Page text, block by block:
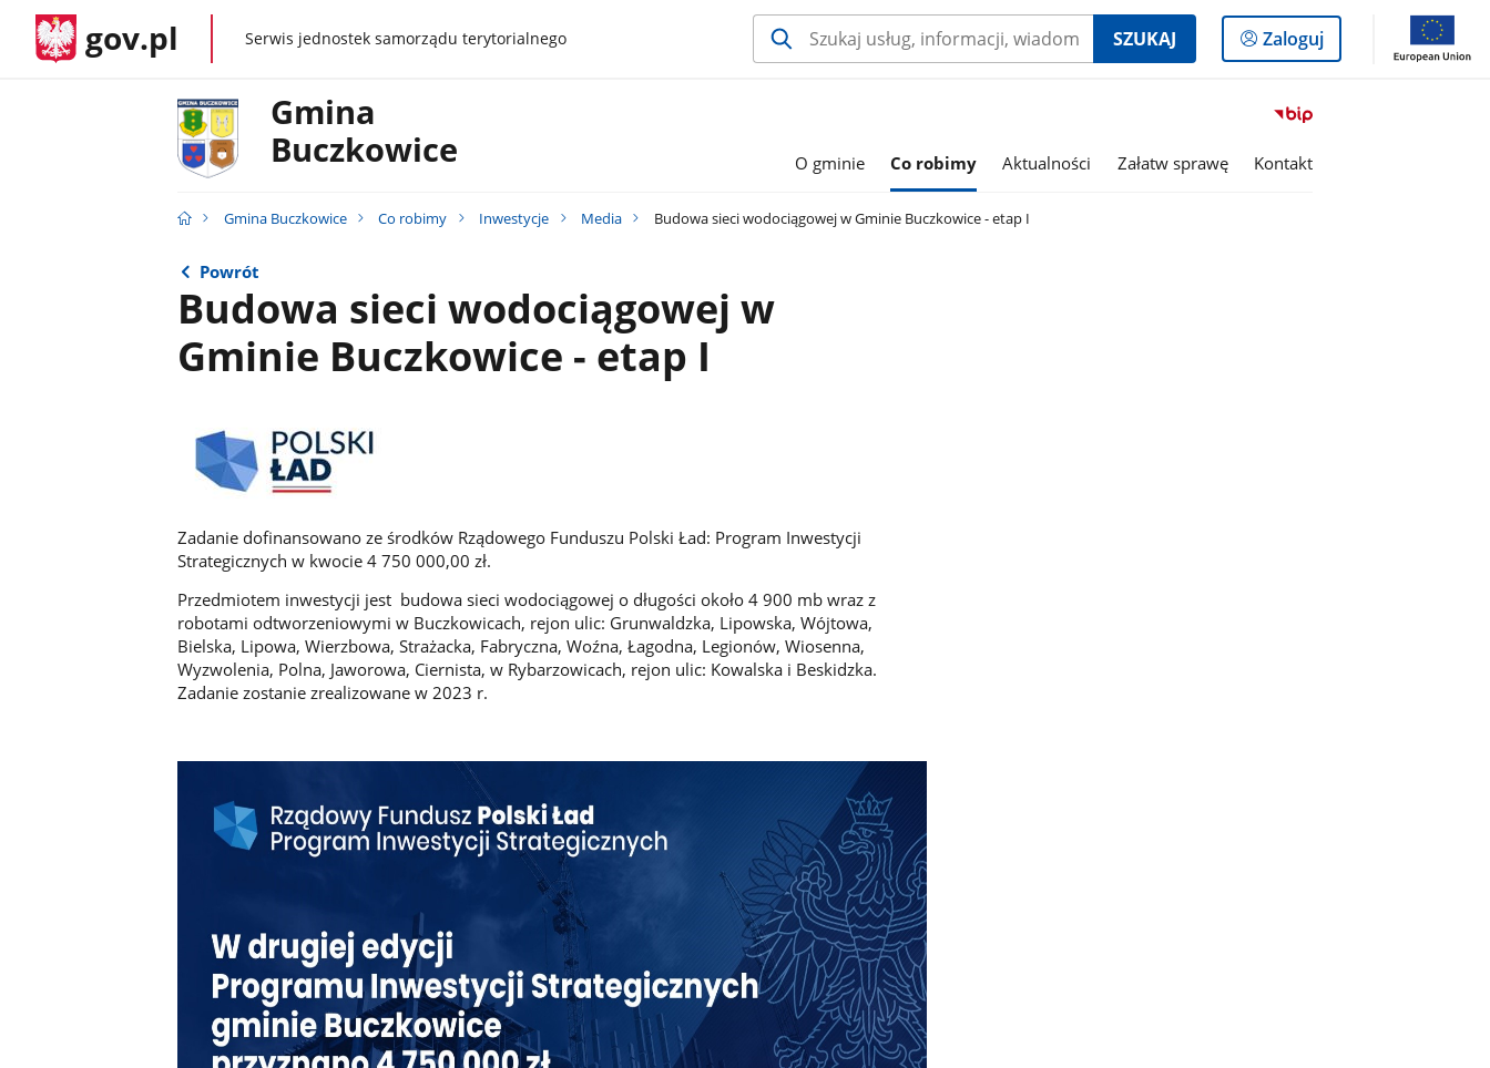
gov.pl gov.plSerwis jednostek samorządu terytorialnego SZUKAJ
Logowanie
do
Zaloguj
Przejdź
serwisu
Gmina
Buczkowice
O gminie Co robimy Aktualności Załatw sprawę Kontakt
Gmina Buczkowice Co robimy Inwestycje Media Budowa sieci wodociągowej w Gminie Buczkowice - etap I
Powrót
Budowa sieci wodociągowej w
Gminie Buczkowice - etap I
Zadanie dofinansowano ze środków Rządowego Funduszu Polski Ład: Program Inwestycji
Strategicznych w kwocie 4 750 000,00 zł.
Przedmiotem inwestycji jest budowa sieci wodociągowej o długości około 4 900 mb wraz z
robotami odtworzeniowymi w Buczkowicach, rejon ulic: Grunwaldzka, Lipowska, Wójtowa,
Bielska, Lipowa, Wierzbowa, Strażacka, Fabryczna, Woźna, Łagodna, Legionów, Wiosenna,
Wyzwolenia, Polna, Jaworowa, Ciernista, w Rybarzowicach, rejon ulic: Kowalska i Beskidzka.
Zadanie zostanie zrealizowane w 2023 r.